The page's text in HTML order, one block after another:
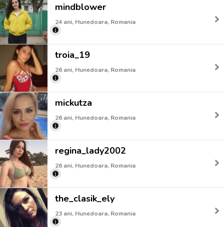
mindblower
24 ani, Hunedoara, Romania
troia_19
26 ani, Hunedoara, Romania
mickutza
26 ani, Hunedoara, Romania
regina_lady2002
26 ani, Hunedoara, Romania
the_clasik_ely
23 ani, Hunedoara, Romania